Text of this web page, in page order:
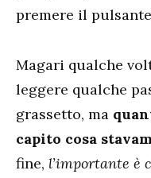
premere il pulsante
Magari qualche
leggere qualche
grassetto, ma
capito cosa
fine, l’importante è